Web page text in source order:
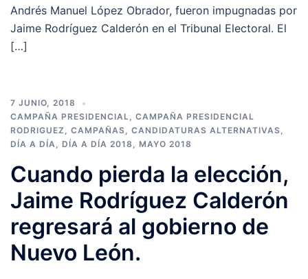
Andrés Manuel López Obrador, fueron impugnadas por
Jaime Rodríguez Calderón en el Tribunal Electoral. El
[…]
7 JUNIO, 2018
CAMPAÑA PRESIDENCIAL, CAMPAÑA PRESIDENCIAL
RODRIGUEZ , CAMPAÑAS, CANDIDATURAS ALTERNATIVAS,
DÍA A DÍA, DÍA A DÍA 2018 , MAYO 2018
Cuando pierda la elección,
Jaime Rodríguez Calderón
regresará al gobierno de
Nuevo León.